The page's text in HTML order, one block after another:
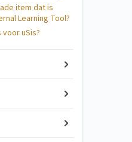
item dat is
Learning Tool?
uSis?